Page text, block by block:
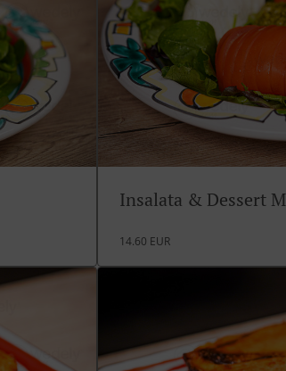
Insalata & Dessert
14.60 EUR